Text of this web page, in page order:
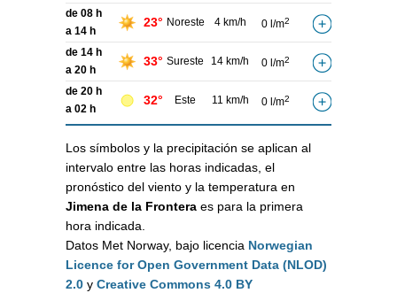
de 08 h
a 14 h
23° Noreste 4 km/h 0 l/m2
de 14 h
a 20 h
33° Sureste 14 km/h 0 l/m2
de 20 h
a 02 h
32° Este 11 km/h 0 l/m2
Los símbolos y la precipitación se aplican al
intervalo entre las horas indicadas, el
pronóstico del viento y la temperatura en
Jimena de la Frontera es para la primera
hora indicada.
Datos Met Norway, bajo licencia Norwegian
Licence for Open Government Data (NLOD)
2.0 y Creative Commons 4.0 BY